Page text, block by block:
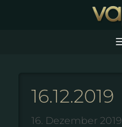
16.12.2019
16. Dezember 2019